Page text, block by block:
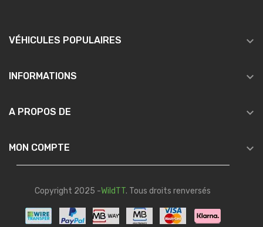
VÉHICULES POPULAIRES 
INFORMATIONS 
A PROPOS DE 
MON COMPTE 
Copyright 2025 -WildTT. Tous droits renversés